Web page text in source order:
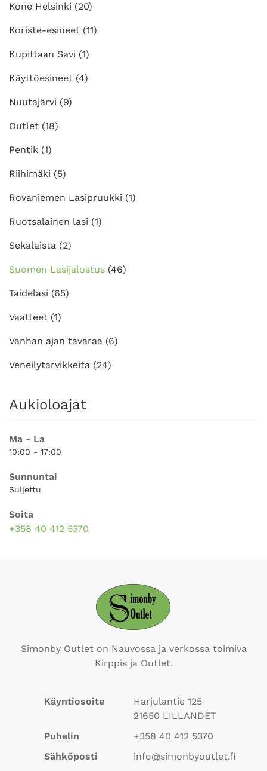
Kone Helsinki (20)
Koriste-esineet (11)
Kupittaan Savi (1)
Käyttöesineet (4)
Nuutajärvi (9)
Outlet (18)
Pentik (1)
Riihimäki (5)
Rovaniemen Lasipruukki (1)
Ruotsalainen lasi (1)
Sekalaista (2)
Suomen Lasijalostus (46)
Taidelasi (65)
Vaatteet (1)
Vanhan ajan tavaraa (6)
Veneilytarvikkeita (24)
Aukioloajat
Ma - La
10:00 - 17:00
Sunnuntai
Suljettu
Soita
+358 40 412 5370
Simonby Outlet on Nauvossa ja verkossa toimiva
Kirppis ja Outlet.
Käyntiosoite
Harjulantie 125
21650 LILLANDET
Puhelin
+358 40 412 5370
Sähköposti
info@simonbyoutlet.fi